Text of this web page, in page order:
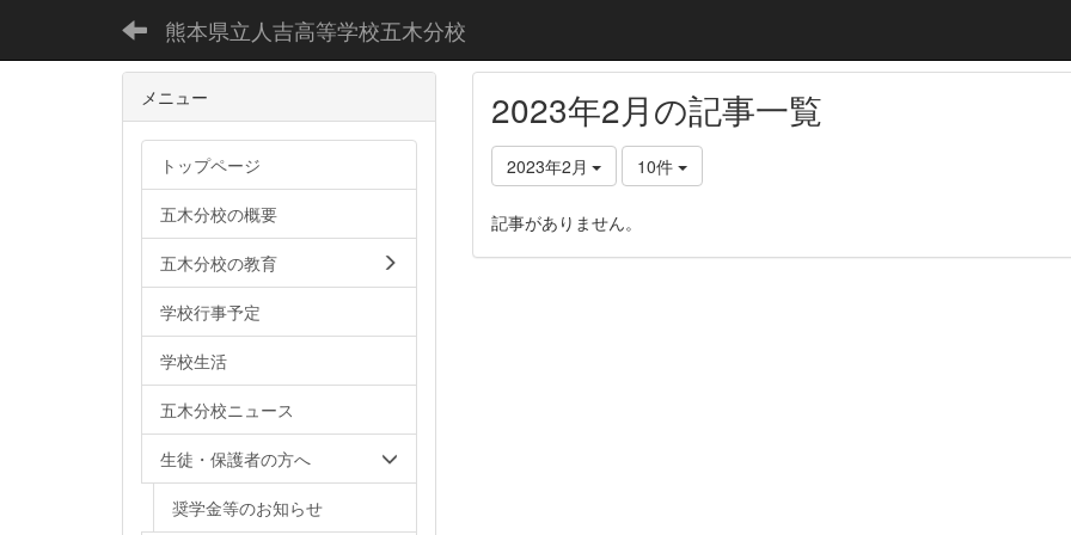
熊本県立人吉高等学校五木分校
2023年2月の記事一覧
2023年2月 10件
記事がありません。
メニュー
トップページ
五木分校の概要
五木分校の教育
学校行事予定
学校生活
五木分校ニュース
生徒・保護者の方へ
奨学金等のお知らせ